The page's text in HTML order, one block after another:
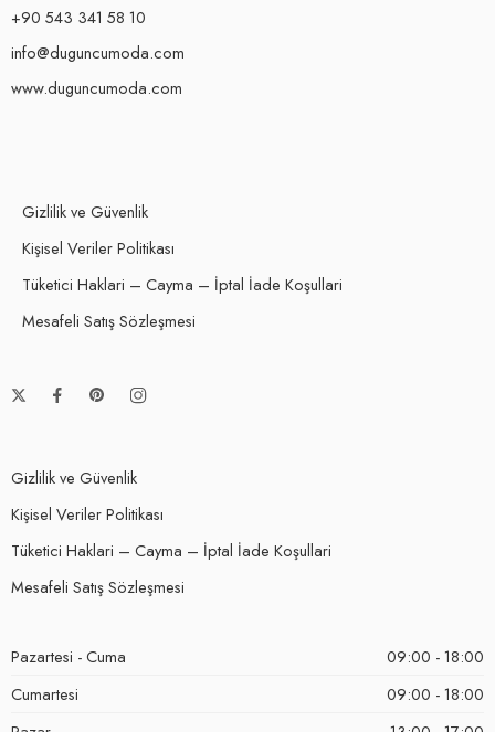
+90 543 341 58 10
info@duguncumoda.com
www.duguncumoda.com
Gizlilik ve Güvenlik
Kişisel Veriler Politikası
Tüketici Haklari – Cayma – İptal İade Koşullari
Mesafeli Satış Sözleşmesi
Gizlilik ve Güvenlik
Kişisel Veriler Politikası
Tüketici Haklari – Cayma – İptal İade Koşullari
Mesafeli Satış Sözleşmesi
Pazartesi - Cuma
09:00 - 18:00
Cumartesi
09:00 - 18:00